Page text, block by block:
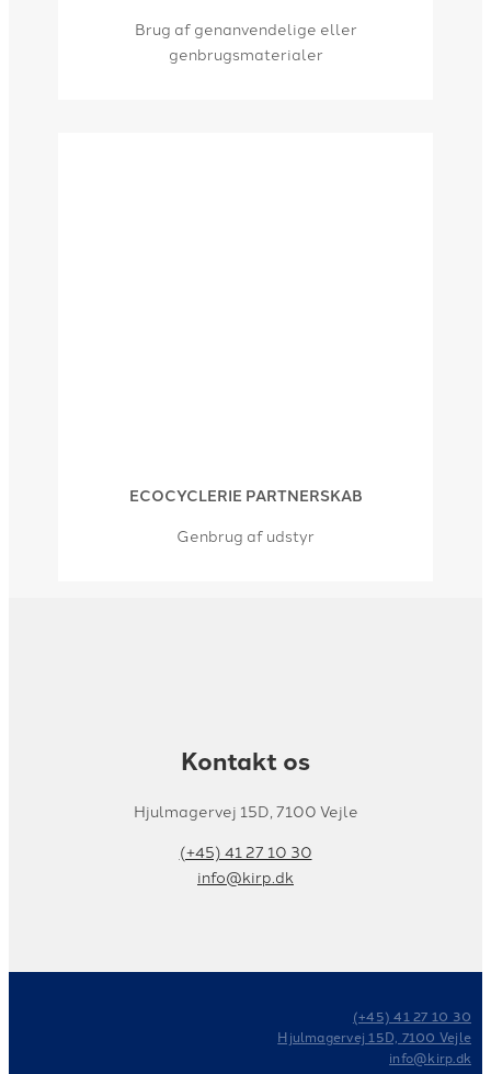
Brug af genanvendelige eller
genbrugsmaterialer
ECOCYCLERIE PARTNERSKAB
Genbrug af udstyr
Kontakt os
Hjulmagervej 15D, 7100 Vejle
(+45) 41 27 10 30
info@kirp.dk
(+45) 41 27 10 30
Hjulmagervej 15D, 7100 Vejle
info@kirp.dk